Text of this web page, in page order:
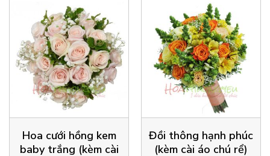
Hoa cưới hồng kem
baby trắng (kèm cài
Đồi thông hạnh phúc
(kèm cài áo chú rể)